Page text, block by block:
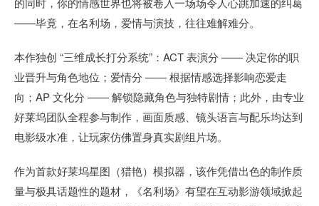
——毕竟，在名利场，爱情与演技，往往难解难分。
本作独创 “三维成长打分系统”：ACT 表演分 —— 决定你的职
业晋升与角色地位；爱情分 —— 根据情感选择影响恋爱走
向；AP 文化分 —— 解锁隐藏角色与独特剧情；此外，由专业
好莱坞团队全程参与制作，画面质感、镜头语言与配乐均达到
电影级水准，让玩家仿佛置身真实剧组片场。
作为首款好莱坞星图（猎艳）模拟器，该作凭借出色的制作质
量与极具话题性的题材，《名利场》有望在互动影游领域掀起